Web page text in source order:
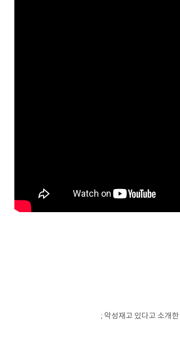
; 악성재고 있다고 소개